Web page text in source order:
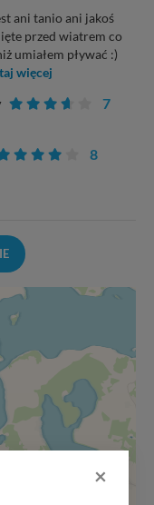
ani tanio ani jakoś
przed wiatrem co
umiałem pływać :)
więcej
7
8
×